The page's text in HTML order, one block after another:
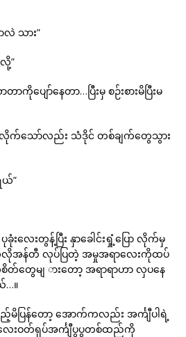
သား”
”
ပျော်နေတာ…ပြီးမှ စဉ်းစားမိပြီးမ
ာလိုက်သော်လည်း သံဒိုင် တစ်ချက်တွေသွား
ယ်”
းလေးတွန့်ပြီး နှာခေါင်းရှုံ့ပြော လိုက်မှ
လိုအန်တီ လုပ်ပြတဲ့ အမှုအရာလေးကိုထပ်
စိတ်တွေမျ ားတော့ အရာရာဟာ လှပနေ
…။
မိပြန်တော့ အောက်ကလည်း အင်္ကျီပါရဲ့
လေးဝတ်ရှပ်အင်္ကျီပွပွတစ်ထည်ကို